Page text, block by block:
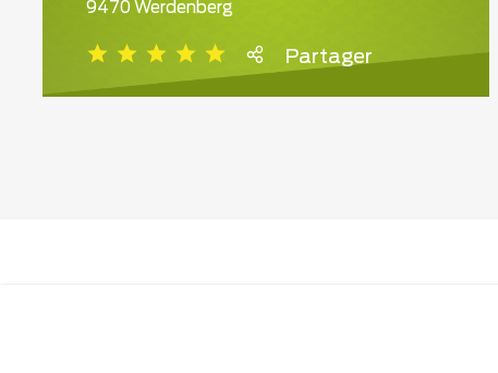
9470 Werdenberg
Partager